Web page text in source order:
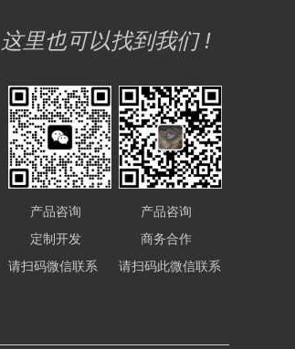
这里也可以找到我们 !
产品咨询
定制开发
请扫码微信联系
产品咨询
商务合作
请扫码此微信联系